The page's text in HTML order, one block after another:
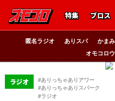
特集 ブロス
匿名ラジオ ありスパ かま
オモコロ
ラジオ #ありっちゃありアワー
#ありっちゃありスパーク
#ラジオ